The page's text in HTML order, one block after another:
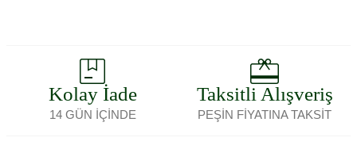
Kolay İade
14 GÜN İÇİNDE
Taksitli Alışveriş
PEŞİN FİYATINA TAKSİT